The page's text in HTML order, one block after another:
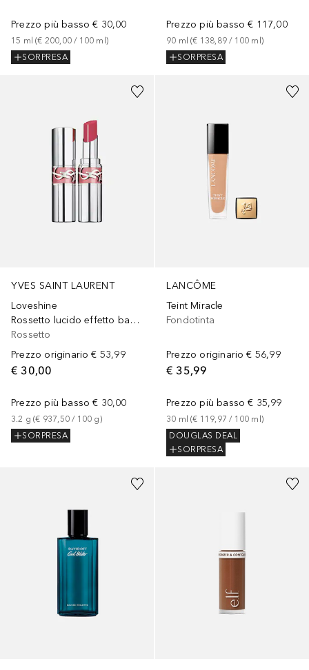
Prezzo più basso € 30,00
15 ml (€ 200,00 / 100 ml )
SORPRESA
Prezzo più basso € 117,00
90 ml (€ 138,89 / 100 ml )
SORPRESA
YVES SAINT LAURENT
Loveshine
Rossetto lucido effetto bagnato
Rossetto
Prezzo originario € 53,99
€ 30,00
Prezzo più basso € 30,00
3.2 g (€ 937,50 / 100 g)
SORPRESA
+17
LANCÔME
Teint Miracle
Fondotinta
Prezzo originario € 56,99
€ 35,99
Prezzo più basso € 35,99
30 ml (€ 119,97 / 100 ml)
DOUGLAS DEAL
SORPRESA
+6
+7